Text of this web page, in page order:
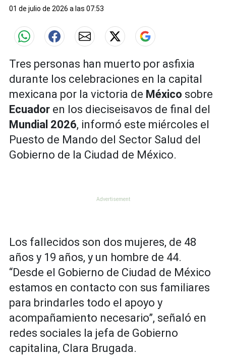
01 de julio de 2026 a las 07:53
Tres personas han muerto por asfixia
durante los celebraciones en la capital
mexicana por la victoria de México sobre
Ecuador en los dieciseisavos de final del
Mundial 2026, informó este miércoles el
Puesto de Mando del Sector Salud del
Gobierno de la Ciudad de México.
Los fallecidos son dos mujeres, de 48
años y 19 años, y un hombre de 44.
“Desde el Gobierno de Ciudad de México
estamos en contacto con sus familiares
para brindarles todo el apoyo y
acompañamiento necesario”, señaló en
redes sociales la jefa de Gobierno
capitalina, Clara Brugada.